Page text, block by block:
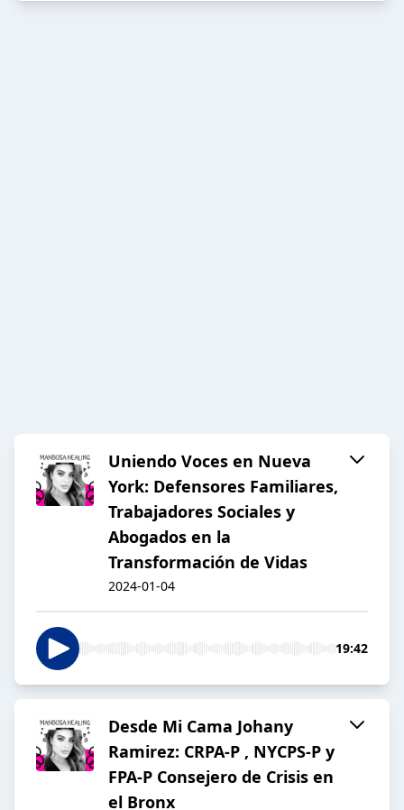
Uniendo Voces en Nueva
York: Defensores Familiares,
Trabajadores Sociales y
Abogados en la
Transformación de Vidas
2024-01-04
19:42
Desde Mi Cama Johany
Ramirez: CRPA-P , NYCPS-P y
FPA-P Consejero de Crisis en
el Bronx